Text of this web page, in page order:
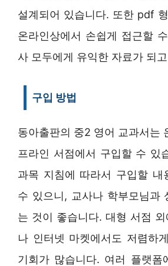
설계되어 있습니다. 또한 pdf
온라인상에서 손쉽게 접근할
사 모두에게 유익한 자료가 되
구입 방법
동아출판의 중2 영어 교과서는
프라인 서점에서 구입할 수 있
과목 지침에 따라서 구입할 내
수 있으니, 교사나 학부모님과
는 것이 좋습니다. 대형 서점
나 인터넷 마켓에서도 저렴하
기회가 많습니다. 여러 플랫폼